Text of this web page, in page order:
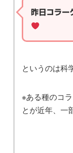
昨日コラー
というのは科
※ある種のコ
とが近年、一